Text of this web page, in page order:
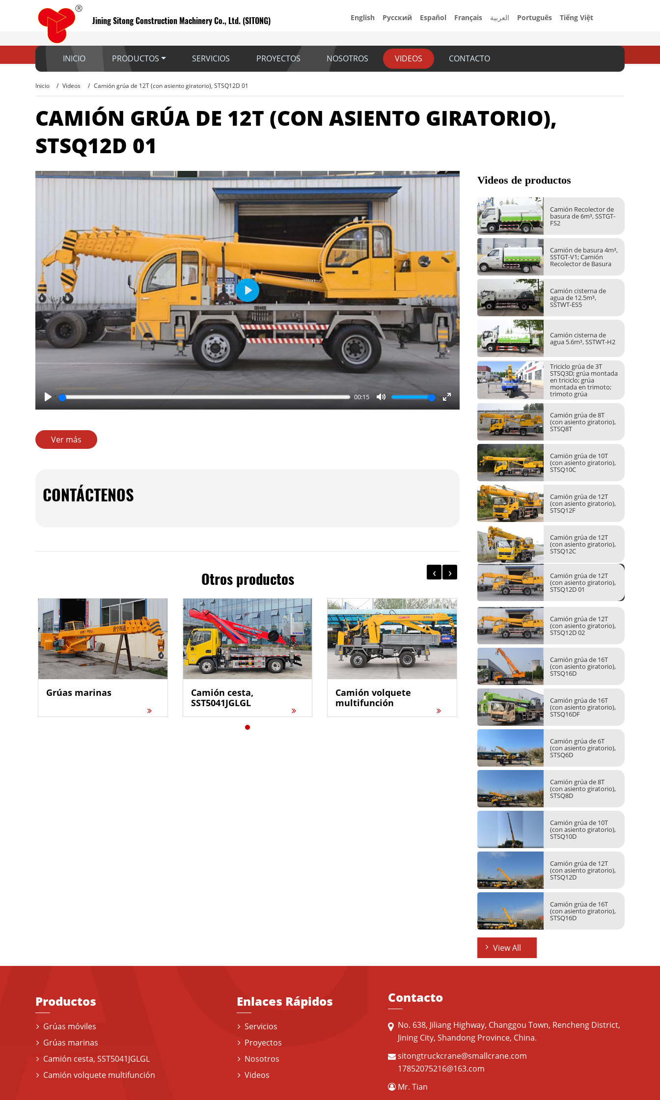
Jining Sitong Construction Machinery Co., Ltd. (SITONG) English Русский Español Français العربية Português Tiếng Việt
INICIO PRODUCTOS SERVICIOS PROYECTOS NOSOTROS VIDEOS CONTACTO
Inicio Videos Camión grúa de 12T (con asiento giratorio), STSQ12D 01
CAMIÓN GRÚA DE 12T (CON ASIENTO GIRATORIO),
STSQ12D 01
Play
00:15
Mute
Enter
fullscreen
Play
Ver más
CONTÁCTENOS
Otros productos
Grúas marinas
Camión cesta,
SST5041JGLGL
Camión volquete
multifunción
Grúas marinas
‹ ›
Videos de productos
Camión Recolector de
basura de 6m³, SSTGT-
FS2
Camión de basura 4m³,
SSTGT-V1; Camión
Recolector de Basura
Camión cisterna de
agua de 12.5m³,
SSTWT-ES5
Camión cisterna de
agua 5.6m³, SSTWT-H2
Triciclo grúa de 3T
STSQ3D; grúa montada
en triciclo; grúa
montada en trimoto;
trimoto grúa
Camión grúa de 8T
(con asiento giratorio),
STSQ8T
Camión grúa de 10T
(con asiento giratorio),
STSQ10C
Camión grúa de 12T
(con asiento giratorio),
STSQ12F
Camión grúa de 12T
(con asiento giratorio),
STSQ12C
Camión grúa de 12T
(con asiento giratorio),
STSQ12D 01
Camión grúa de 12T
(con asiento giratorio),
STSQ12D 02
Camión grúa de 16T
(con asiento giratorio),
STSQ16D
Camión grúa de 16T
(con asiento giratorio),
STSQ16DF
Camión grúa de 6T
(con asiento giratorio),
STSQ6D
Camión grúa de 8T
(con asiento giratorio),
STSQ8D
Camión grúa de 10T
(con asiento giratorio),
STSQ10D
Camión grúa de 12T
(con asiento giratorio),
STSQ12D
Camión grúa de 16T
(con asiento giratorio),
STSQ16D
View All
Productos
Grúas móviles
Grúas marinas
Camión cesta, SST5041JGLGL
Camión volquete multifunción
Enlaces Rápidos
Servicios
Proyectos
Nosotros
Videos
Contacto
No. 638, Jiliang Highway, Changgou Town, Rencheng District,
Jining City, Shandong Province, China.
sitongtruckcrane@smallcrane.com
17852075216@163.com
Mr. Tian